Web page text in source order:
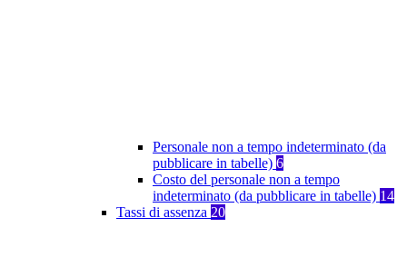
Personale non a tempo indeterminato (da
pubblicare in tabelle) 6
Costo del personale non a tempo
indeterminato (da pubblicare in tabelle) 14
Tassi di assenza 20